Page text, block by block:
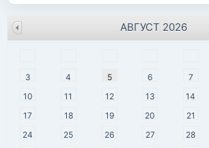
3
4 5 6 7
10
11 12 13 14
17
18 19 20 21
24
25 26 27 28
АВГУСТ 2026